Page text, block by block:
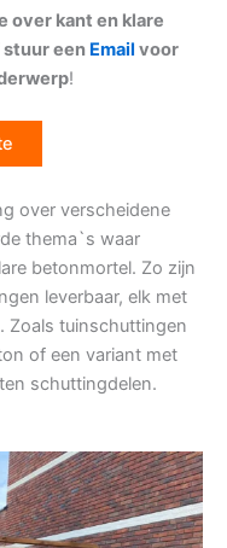
over kant en klare
een Email voor
!
over verscheidene
thema`s waar
betonmortel. Zo zijn
leverbaar, elk met
Zoals tuinschuttingen
of een variant met
schuttingdelen.